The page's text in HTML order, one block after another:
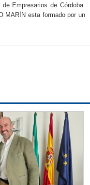
Empresarios de Córdoba.
MARÍN esta formado por un